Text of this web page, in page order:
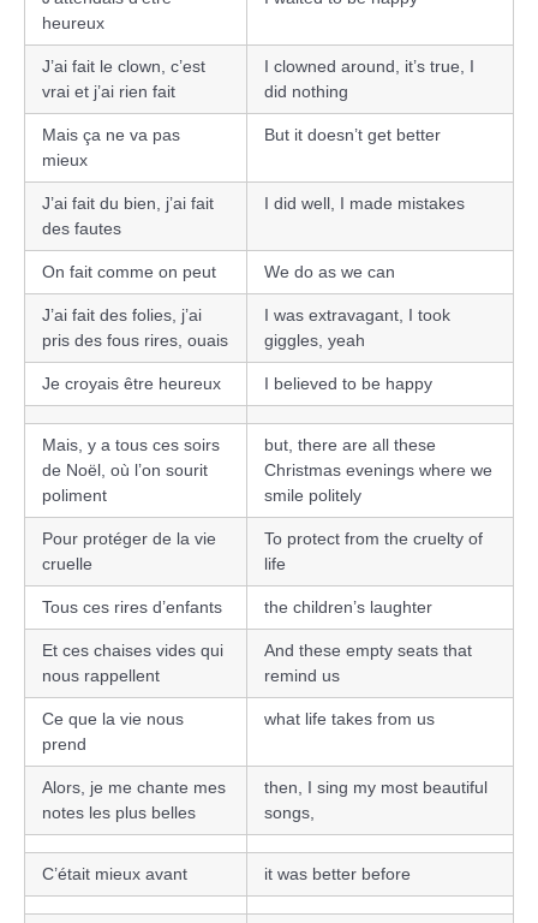
heureux
J’ai fait le clown, c’est
vrai et j’ai rien fait
I clowned around, it’s true, I
did nothing
Mais ça ne va pas
mieux
But it doesn’t get better
J’ai fait du bien, j’ai fait
des fautes
I did well, I made mistakes
On fait comme on peut We do as we can
J’ai fait des folies, j’ai
pris des fous rires, ouais
I was extravagant, I took
giggles, yeah
Je croyais être heureux I believed to be happy
Mais, y a tous ces soirs
de Noël, où l’on sourit
poliment
but, there are all these
Christmas evenings where we
smile politely
Pour protéger de la vie
cruelle
To protect from the cruelty of
life
Tous ces rires d’enfants the children’s laughter
Et ces chaises vides qui
nous rappellent
And these empty seats that
remind us
Ce que la vie nous
prend
what life takes from us
Alors, je me chante mes
notes les plus belles
then, I sing my most beautiful
songs,
C’était mieux avant it was better before